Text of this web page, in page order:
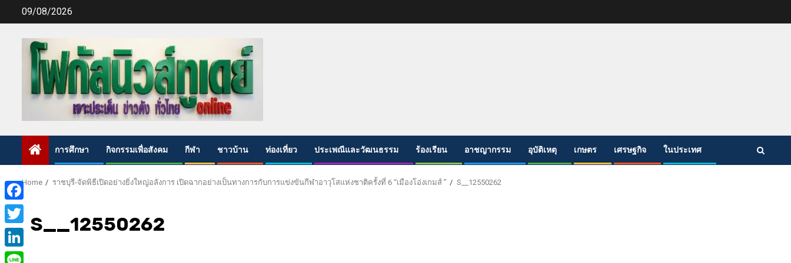
09/08/2026
การศึกษา กิจกรรมเพื่อสังคม กีฬา ชาวบ้าน ท่องเที่ยว ประเพณีและวัฒนธรรม ร้องเรียน อาชญากรรม อุบัติเหตุ เกษตร เศรษฐกิจ ในประเทศ
Home ราชบุรี-จัดพิธีเปิดอย่างยิ่งใหญ่อลังการ เปิดฉากอย่างเป็นทางการกับการแข่งขันกีฬาอาวุโสแห่งชาติครั้งที่ 6 “เมืองโอ่งเกมส์ ” S__12550262
S__12550262
Facebook
Twitter
LinkedIn